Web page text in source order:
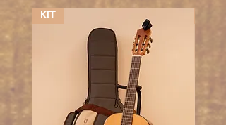
bassen
3. Spanning: normal tension, high tension of
gebalanceerde klank,
volume en speelcomfort
krachtige klank met meer
volume en dynamiek, speelt iets
zwaarder voor de melodiesnaren.
Mixed tension:een combinatie van
KIT